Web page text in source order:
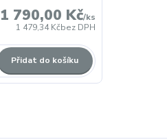
1 790,00 Kč/ks
1 479,34 Kčbez DPH
Přidat do košíku